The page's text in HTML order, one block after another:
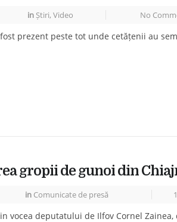
in Știri, Video No
prezent peste tot unde cetățenii au
gropii de gunoi din
in Comunicate de presă
vocea deputatului de Ilfov Cornel